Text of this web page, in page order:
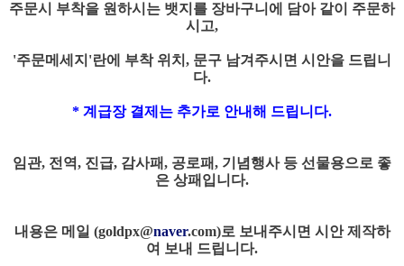
주문시 부착을 원하시는 뱃지를 장바구니에 담아 같이 주문하
시고,
'주문메세지'란에 부착 위치, 문구 남겨주시면 시안을 드립니
다.
* 계급장 결제는 추가로 안내해 드립니다.
임관, 전역, 진급, 감사패, 공로패, 기념행사 등 선물용으로 좋
은 상패입니다.
내용은 메일 (goldpx@naver.com)로 보내주시면 시안 제작하
여 보내 드립니다.